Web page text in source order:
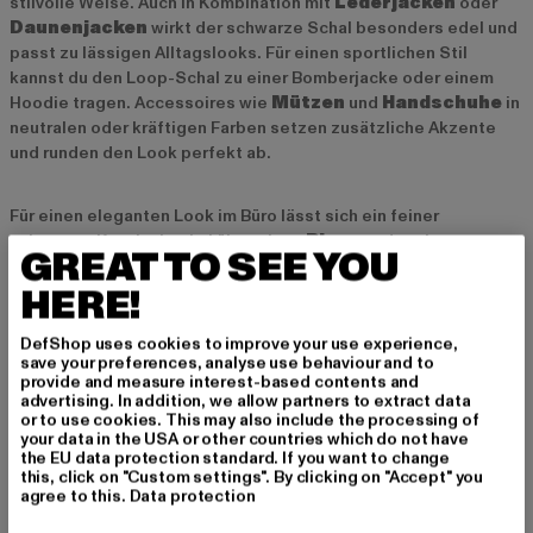
Daunenjacken wirkt der schwarze Schal besonders edel und
passt zu lässigen Alltagslooks. Für einen sportlichen Stil
kannst du den Loop-Schal zu einer Bomberjacke oder einem
Hoodie tragen. Accessoires wie Mützen und Handschuhe in
neutralen oder kräftigen Farben setzen zusätzliche Akzente
und runden den Look perfekt ab.
Für einen eleganten Look im Büro lässt sich ein feiner
schwarzer Kaschmirschal über einenBlazeroder einen
Trenchcoat tragen. Durch die schlichte Farbgebung wirkt der
Schal dezent und stilvoll zugleich und harmoniert perfekt mit
klassischen Business-Outfits. Ein schwarzer Schal ist ein
Accessoire, das jedem Outfit Tiefe verleiht und dabei schlicht
und stilvoll bleibt.
Schwarze Schals für jede Jahreszeit
Schwarze Schals sind das ganze Jahr über tragbar und lassen
sich je nach Material an die jeweilige Jahreszeit anpassen. Im
GREAT TO SEE YOU
HERE!
DefShop uses cookies to improve your use experience,
save your preferences, analyse use behaviour and to
provide and measure interest-based contents and
advertising. In addition, we allow partners to extract data
or to use cookies. This may also include the processing of
your data in the USA or other countries which do not have
the EU data protection standard. If you want to change
this, click on "Custom settings". By clicking on "Accept" you
agree to this. Data protection